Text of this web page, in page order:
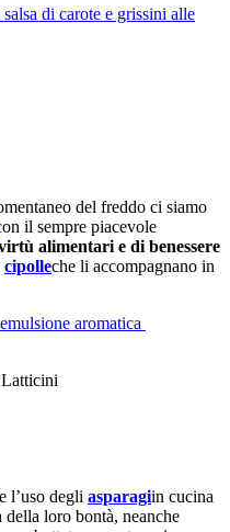
di carote e grissini alle
del freddo ci siamo
il sempre piacevole
alimentari e di benessere
cipolleche li accompagnano in
aromatica
l’uso degli asparagiin cucina
loro bontà, neanche